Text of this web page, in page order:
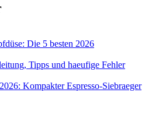
Die 5 besten 2026
Tipps und haeufige Fehler
Kompakter Espresso-Siebraeger